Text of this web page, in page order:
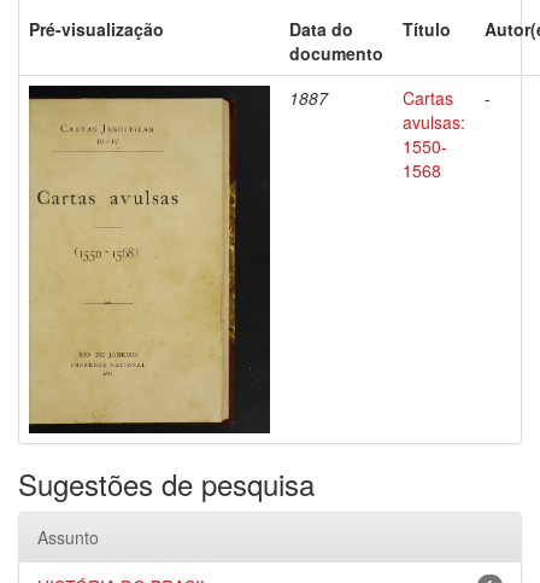
Pré-visualização
Data do
documento
Título
1887
Cartas
avulsas:
1550-
1568
-
Sugestões de pesquisa
Assunto